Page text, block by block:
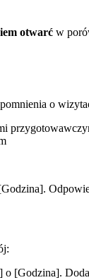
otwarć w
o
[Godzina].